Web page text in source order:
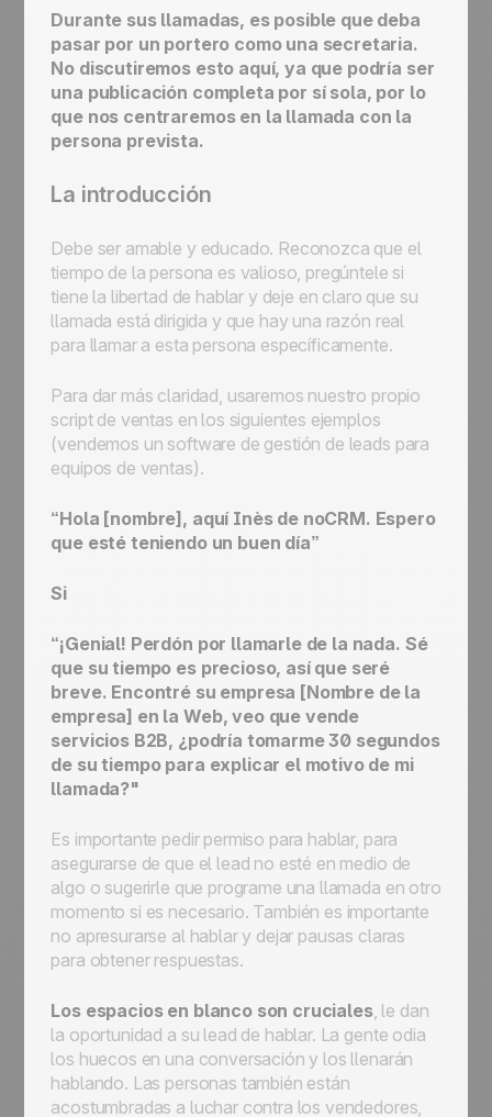
Durante sus llamadas, es posible que deba
pasar por un portero como una secretaria.
No discutiremos esto aquí, ya que podría ser
una publicación completa por sí sola, por lo
que nos centraremos en la llamada con la
persona prevista.
La introducción
Debe ser amable y educado. Reconozca que el
tiempo de la persona es valioso, pregúntele si
tiene la libertad de hablar y deje en claro que su
llamada está dirigida y que hay una razón real
para llamar a esta persona específicamente.
Para dar más claridad, usaremos nuestro propio
script de ventas en los siguientes ejemplos
(vendemos un software de gestión de leads para
equipos de ventas).
“Hola [nombre], aquí Inès de noCRM. Espero
que esté teniendo un buen día”
Si
“¡Genial! Perdón por llamarle de la nada. Sé
que su tiempo es precioso, así que seré
breve. Encontré su empresa [Nombre de la
empresa] en la Web, veo que vende
servicios B2B, ¿podría tomarme 30 segundos
de su tiempo para explicar el motivo de mi
llamada?"
Es importante pedir permiso para hablar, para
asegurarse de que el lead no esté en medio de
algo o sugerirle que programe una llamada en otro
momento si es necesario. También es importante
no apresurarse al hablar y dejar pausas claras
para obtener respuestas.
Los espacios en blanco son cruciales, le dan
la oportunidad a su lead de hablar. La gente odia
los huecos en una conversación y los llenarán
hablando. Las personas también están
acostumbradas a luchar contra los vendedores,